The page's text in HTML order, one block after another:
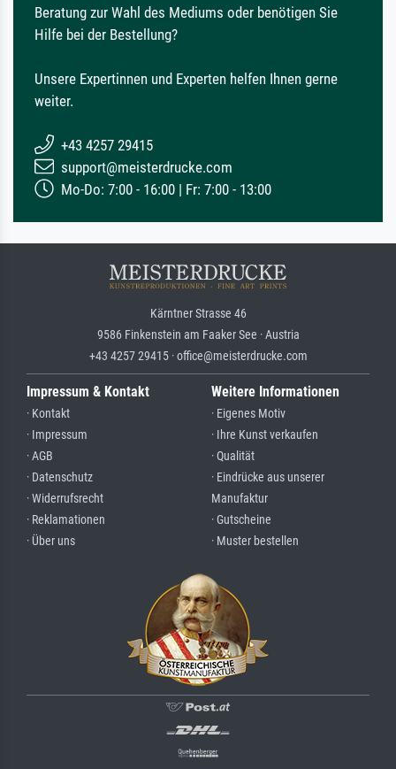
Beratung zur Wahl des Mediums oder benötigen Sie
Hilfe bei der Bestellung?
Unsere Expertinnen und Experten helfen Ihnen gerne
weiter.
+43 4257 29415
support@meisterdrucke.com
Mo-Do: 7:00 - 16:00 | Fr: 7:00 - 13:00
Kärntner Strasse 46
9586 Finkenstein am Faaker See · Austria
+43 4257 29415 · office@meisterdrucke.com
Impressum & Kontakt
· Kontakt
· Impressum
· AGB
· Datenschutz
· Widerrufsrecht
· Reklamationen
· Über uns
Weitere Informationen
· Eigenes Motiv
· Ihre Kunst verkaufen
· Qualität
· Eindrücke aus unserer
Manufaktur
· Gutscheine
· Muster bestellen